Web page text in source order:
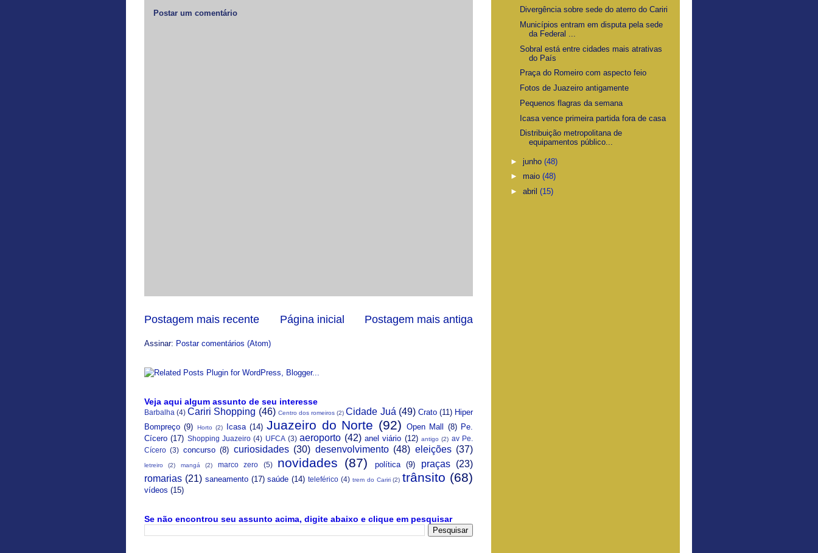
Postar um comentário
Postagem mais recente Postagem mais antiga
Página inicial
Assinar: Postar comentários (Atom)
Veja aqui algum assunto de seu interesse
Barbalha (4) Cariri Shopping (46) Centro dos romeiros (2) Cidade Juá (49) Crato (11) Hiper
Bompreço (9) Horto (2) Icasa (14) Juazeiro do Norte (92) Open Mall (8) Pe.
Cícero (17) Shopping Juazeiro (4) UFCA (3) aeroporto (42) anel viário (12) antigo (2) av Pe.
Cícero (3) concurso (8) curiosidades (30) desenvolvimento (48) eleições (37)
letreiro (2) mangá (2) marco zero (5) novidades (87) política (9) praças
(23)
romarias (21) saneamento (17) saúde (14) teleférico (4) trem do Cariri (2) trânsito (68)
vídeos (15)
Se não encontrou seu assunto acima, digite abaixo e clique em pesquisar
Divergência sobre sede do aterro do Cariri
Municípios entram em disputa pela sede
da Federal ...
Sobral está entre cidades mais atrativas
do País
Praça do Romeiro com aspecto feio
Fotos de Juazeiro antigamente
Pequenos flagras da semana
Icasa vence primeira partida fora de casa
Distribuição metropolitana de
equipamentos público...
► junho (48)
► maio (48)
► abril (15)